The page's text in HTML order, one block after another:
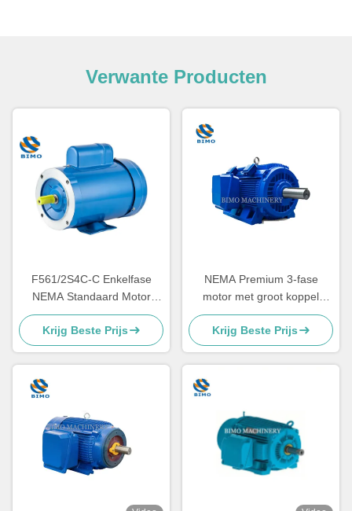
Verwante Producten
F561/2S4C-C Enkelfase
NEMA Standaard Motor
1/2PK 4P NEMA 56C Motor
Voor Buiten
Krijg Beste Prijs
NEMA Premium 3-fase
motor met groot koppel
460V 575V 230V 60Hz
300HP-400HP
wisselstroominductiemotor
Krijg Beste Prijs